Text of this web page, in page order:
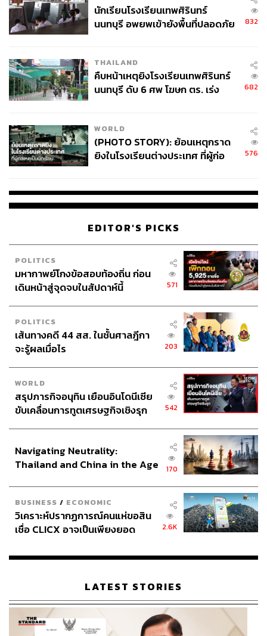
นักเรียนโรงเรียนเทพศิรินทร์
นนทบุรี อพยพเข้ายังพื้นที่ปลอดภัย
832
THAILAND
คืบหน้าเหตุยิงโรงเรียนเทพศิรินทร์
นนทบุรี ดับ 6 ศพ โฆษก ตร. เร่ง
682
WORLD
(PHOTO STORY): ย้อนเหตุกราด
ยิงในโรงเรียนต่างประเทศ ที่ผู้ก่อ
576
EDITOR'S PICKS
POLITICS
มหากาพย์โกงข้อสอบท้องถิ่น ก่อน
เดินหน้าสู่จุดจบในสัปดาห์นี้
571
POLITICS
เส้นทางคดี 44 สส. ในชั้นศาลฎีกา
จะรู้ผลเมื่อไร
203
WORLD
สรุปภารกิจอนุทิน เยือนอินโดนีเซีย
ขับเคลื่อนการทูตเศรษฐกิจเชิงรุก
542
Navigating Neutrality:
Thailand and China in the Age
170
BUSINESS / ECONOMIC
วิเคราะห์ปรากฏการณ์คนแห่ขอสิน
เชื่อ CLICX อาจเป็นเพียงยอด
เรือนไทยที่ถูกซุกไว้
2.6K
LATEST STORIES